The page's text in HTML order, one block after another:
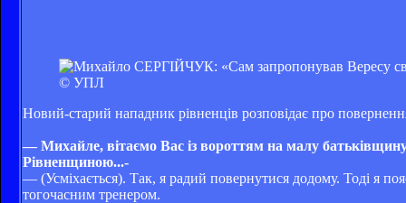
© УПЛ
Новий-старий нападник рівненців розповідає про
— Михайле, вітаємо Вас із вороттям на малу
Рівненщиною...-
— (Усміхається). Так, я радий повернутися додому. Тоді я
тогочасним тренером.